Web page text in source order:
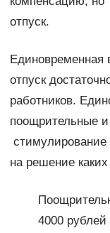
отпуск.
Единовременная
отпуск
работников.
поощрительные
стимулирование
на решение
4000 рублей